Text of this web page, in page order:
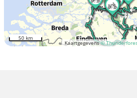
Kaartgegevens©
50 km